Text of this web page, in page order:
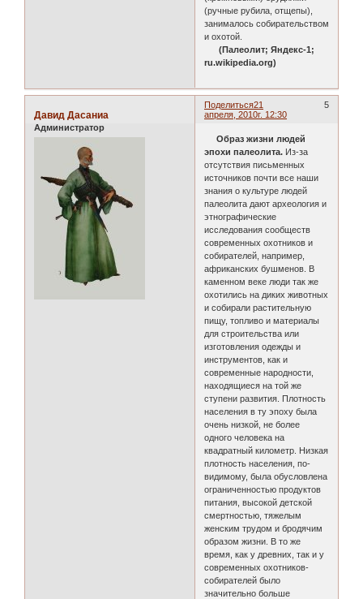
(ручные рубила, отщепы),
занималось собирательством
и охотой.
(Палеолит; Яндекс-1;
ru.wikipedia.org)
Поделиться 5
21
апреля, 2010г. 12:30
Давид Дасаниа
Администратор
Образ жизни людей
эпохи палеолита. Из-за
отсутствия письменных
источников почти все наши
знания о культуре людей
палеолита дают археология и
этнографические
исследования сообществ
современных охотников и
собирателей, например,
африканских бушменов. В
каменном веке люди так же
охотились на диких животных
и собирали растительную
пищу, топливо и материалы
для строительства или
изготовления одежды и
инструментов, как и
современные народности,
находящиеся на той же
ступени развития. Плотность
населения в ту эпоху была
очень низкой, не более
одного человека на
квадратный километр. Низкая
плотность населения, по-
видимому, была обусловлена
ограниченностью продуктов
питания, высокой детской
смертностью, тяжелым
женским трудом и бродячим
образом жизни. В то же
время, как у древних, так и у
современных охотников-
собирателей было
значительно больше